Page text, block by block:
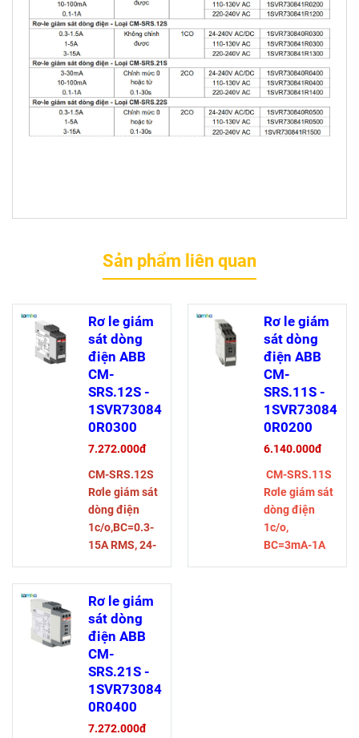
Sản phẩm liên quan
Rơ le giám
sát dòng
điện ABB
CM-
SRS.12S -
1SVR73084
0R0300
7.272.000đ
CM-SRS.12S
Rơle giám sát
dòng điện
1c/o,BC=0.3-
15A RMS, 24-
Rơ le giám
sát dòng
điện ABB
CM-
SRS.11S -
1SVR73084
0R0200
6.140.000đ
CM-SRS.11S
Rơle giám sát
dòng điện
1c/o,
BC=3mA-1A
Rơ le giám
sát dòng
điện ABB
CM-
SRS.21S -
1SVR73084
0R0400
7.272.000đ